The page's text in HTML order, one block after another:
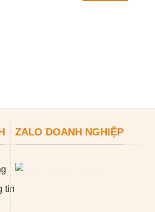
tin
ZALO DOANH NGHIỆP